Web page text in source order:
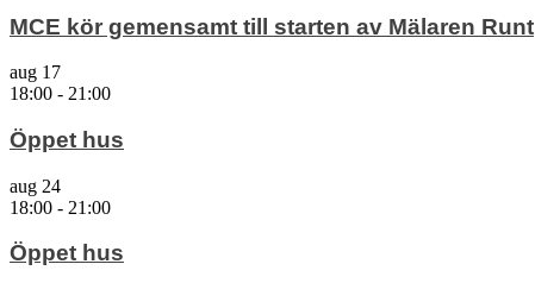
MCE kör gemensamt till starten av Mälaren Runt
aug 17
18:00 - 21:00
Öppet hus
aug 24
18:00 - 21:00
Öppet hus